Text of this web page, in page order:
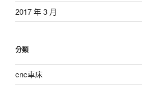
2017 年 3 月
分類
cnc車床